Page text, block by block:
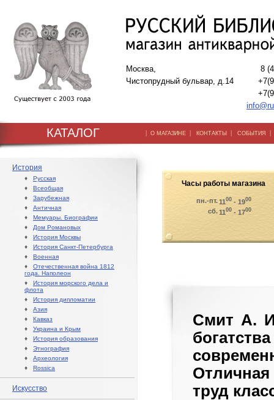
Москва,
Чистопрудный бульвар, д.14
8
КАТАЛОГ | О МАГАЗИНЕ | КОНТАКТЫ | СОБЫТИЯ
История
♦ Русская
♦ Всеобщая
♦ Зарубежная
♦ Античная
♦ Мемуары. Биографии
♦ Дом Романовых
♦ История Москвы
♦ История Санкт-Петербурга
♦ Военная
♦ Отечественная война 1812
года. Наполеон
♦ История морского дела и
флота
♦ История дипломатии
♦ Азия
♦ Кавказ
♦ Украина и Крым
♦ История образования
♦ Этнография
♦ Археология
♦ Rossica
Искусство
Часы работы магазина
пн.-пт.1100 - 1900
сб.1100 - 1700
Смит А.
труд